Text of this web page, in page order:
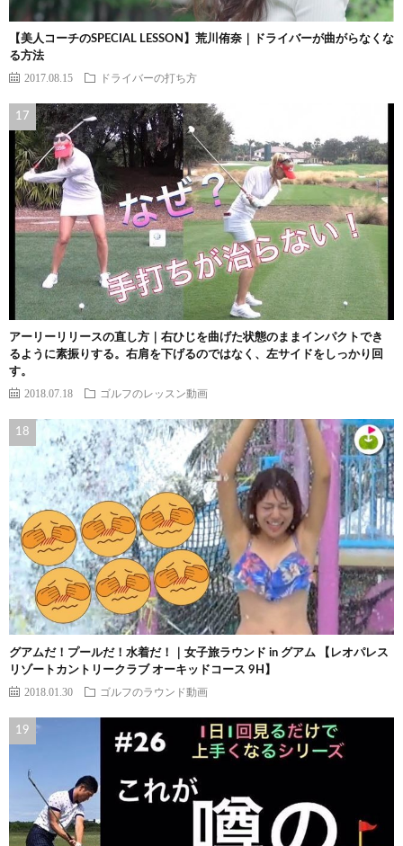
【美人コーチのSPECIAL LESSON】荒川侑奈｜ドライバーが曲がらなくな
る方法
2017.08.15 ドライバーの打ち方
アーリーリリースの直し方｜右ひじを曲げた状態のままインパクトでき
るように素振りする。右肩を下げるのではなく、左サイドをしっかり回
す。
2018.07.18 ゴルフのレッスン動画
グアムだ！プールだ！水着だ！｜女子旅ラウンド in グアム 【レオパレス
リゾートカントリークラブ オーキッドコース 9H】
2018.01.30 ゴルフのラウンド動画